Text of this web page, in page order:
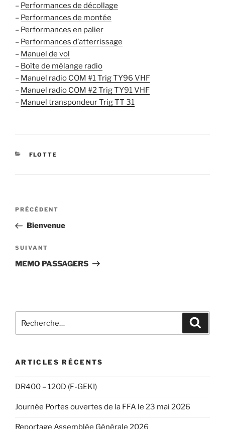
– Performances de décollage
– Performances de montée
– Performances en palier
– Performances d’atterrissage
– Manuel de vol
– Boîte de mélange radio
– Manuel radio COM #1 Trig TY96 VHF
– Manuel radio COM #2 Trig TY91 VHF
– Manuel transpondeur Trig TT 31
CATÉGORIES
FLOTTE
Navigation
l’article
Article
précédent
PRÉCÉDENT
Bienvenue
Article
suivant
SUIVANT
MEMO PASSAGERS
pour
ARTICLES RÉCENTS
DR400 – 120D (F-GEKI)
Journée Portes ouvertes de la FFA le 23 mai 2026
Reportage Assemblée Générale 2026